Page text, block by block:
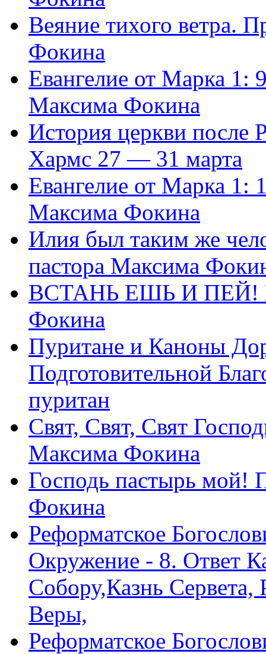
Веяние тихого ветра.
Фокина
Евангелие от Марка 1:
Максима Фокина
История церкви
Хармс 27 — 31 марта
Евангелие от Марка 1:
Максима Фокина
Илия был таким же
пастора Максима
ВСТАНЬ ЕШЬ И ПЕЙ!
Фокина
Пуритане и Каноны
Подготовительной
пуритан
Свят, Свят, Свят
Максима Фокина
Господь пастырь мой!
Фокина
Реформатское
Окружение - 8. Ответ
Собору,Казнь Сервета,
Веры,
Реформатское